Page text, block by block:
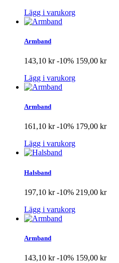
Lägg i varukorg
Armband
143,10 kr -10% 159,00 kr
Lägg i varukorg
Armband
161,10 kr -10% 179,00 kr
Lägg i varukorg
Halsband
197,10 kr -10% 219,00 kr
Lägg i varukorg
Armband
143,10 kr -10% 159,00 kr